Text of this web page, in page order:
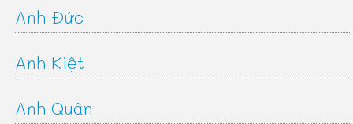
Anh Đức
Anh Kiệt
Anh Quân